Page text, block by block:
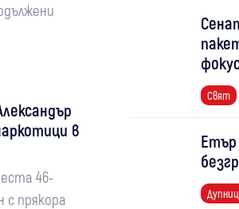
в
46-
с прякора
Свят
Етър